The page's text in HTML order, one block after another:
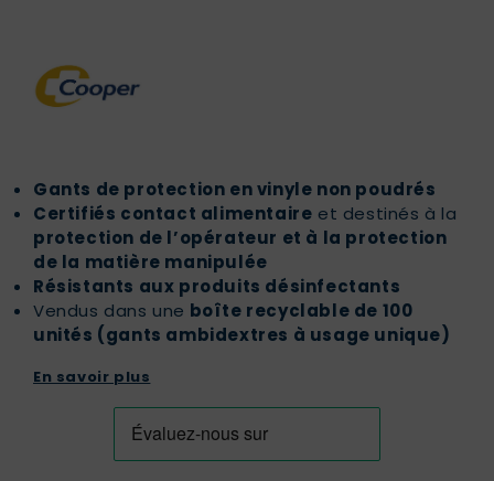
Gants de protection en vinyle non poudrés
Certifiés contact alimentaire et destinés à la
protection de l’opérateur et à la protection
de la matière manipulée
Résistants aux produits désinfectants
Vendus dans une boîte recyclable de 100
unités (gants ambidextres à usage unique)
En savoir plus